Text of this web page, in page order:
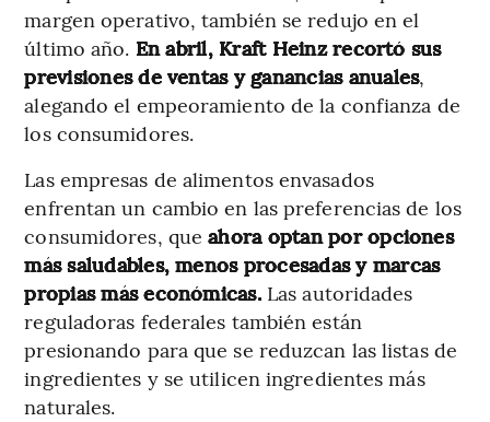
margen operativo, también se redujo en el
último año. En abril, Kraft Heinz recortó sus
previsiones de ventas y ganancias anuales,
alegando el empeoramiento de la confianza de
los consumidores.
Las empresas de alimentos envasados
enfrentan un cambio en las preferencias de los
consumidores, queahora optan por opciones
más saludables, menos procesadas y marcas
propias más económicas.Las autoridades
reguladoras federales también están
presionando para que se reduzcan las listas de
ingredientes y se utilicen ingredientes más
naturales.